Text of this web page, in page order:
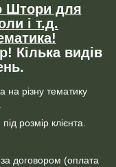
Штори для
і т.д.
Кілька видів
на різну тематику
розмір клієнта.
договором (оплата